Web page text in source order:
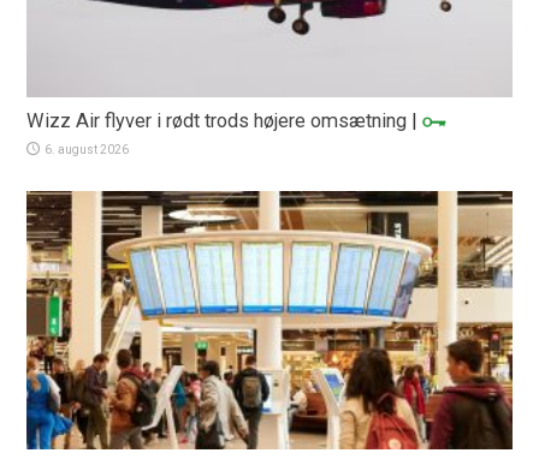
Wizz Air flyver i rødt trods højere omsætning |
6. august 2026